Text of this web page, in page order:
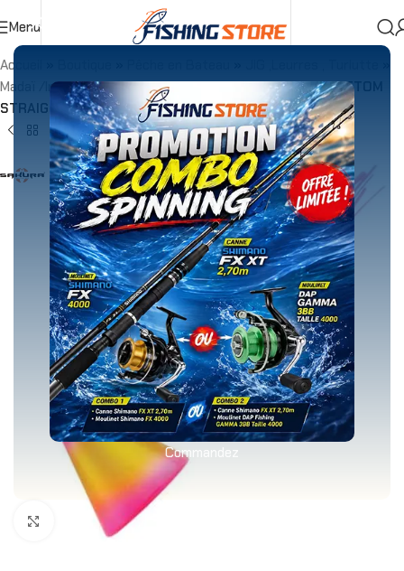
Commandez
Menu
Accueil
Madaï /Inchikus/Tenya/Tai Rubber»SAKURA TENYA BOTTOM
STRAIGHT GOLD PINK
Agrandir